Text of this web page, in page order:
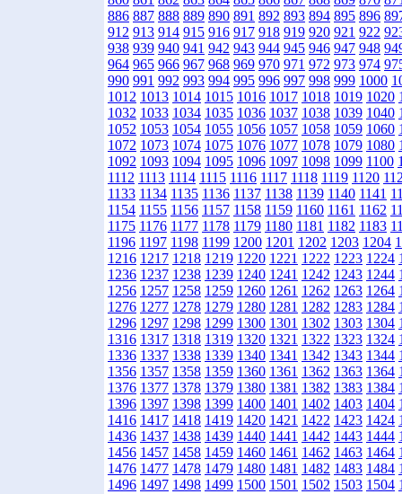
886 887 888 889 890 891 892 893 894 895 896
912 913 914 915 916 917 918 919 920 921 922
938 939 940 941 942 943 944 945 946 947 948
964 965 966 967 968 969 970 971 972 973 974
990 991 992 993 994 995 996 997 998 999 1000
1012 1013 1014 1015 1016 1017 1018 1019 1020
1032 1033 1034 1035 1036 1037 1038 1039 1040
1052 1053 1054 1055 1056 1057 1058 1059 1060
1072 1073 1074 1075 1076 1077 1078 1079 1080
1092 1093 1094 1095 1096 1097 1098 1099 1100
1112 1113 1114 1115 1116 1117 1118 1119 1120
1133 1134 1135 1136 1137 1138 1139 1140 1141
1154 1155 1156 1157 1158 1159 1160 1161 1162
1175 1176 1177 1178 1179 1180 1181 1182 1183
1196 1197 1198 1199 1200 1201 1202 1203 1204
1216 1217 1218 1219 1220 1221 1222 1223 1224
1236 1237 1238 1239 1240 1241 1242 1243 1244
1256 1257 1258 1259 1260 1261 1262 1263 1264
1276 1277 1278 1279 1280 1281 1282 1283 1284
1296 1297 1298 1299 1300 1301 1302 1303 1304
1316 1317 1318 1319 1320 1321 1322 1323 1324
1336 1337 1338 1339 1340 1341 1342 1343 1344
1356 1357 1358 1359 1360 1361 1362 1363 1364
1376 1377 1378 1379 1380 1381 1382 1383 1384
1396 1397 1398 1399 1400 1401 1402 1403 1404
1416 1417 1418 1419 1420 1421 1422 1423 1424
1436 1437 1438 1439 1440 1441 1442 1443 1444
1456 1457 1458 1459 1460 1461 1462 1463 1464
1476 1477 1478 1479 1480 1481 1482 1483 1484
1496 1497 1498 1499 1500 1501 1502 1503 1504